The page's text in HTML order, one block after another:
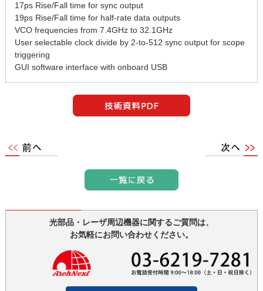
17ps Rise/Fall time for sync output
19ps Rise/Fall time for half-rate data outputs
VCO frequencies from 7.4GHz to 32.1GHz
User selectable clock divide by 2-to-512 sync output for scope
triggering
GUI software interface with onboard USB
光部品・レーザ周辺機器に関するご質問は、
お気軽にお問い合わせください。